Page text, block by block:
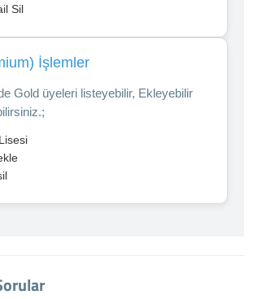
Sil
İşlemler
Gold üyeleri listeyebilir, Ekleyebilir